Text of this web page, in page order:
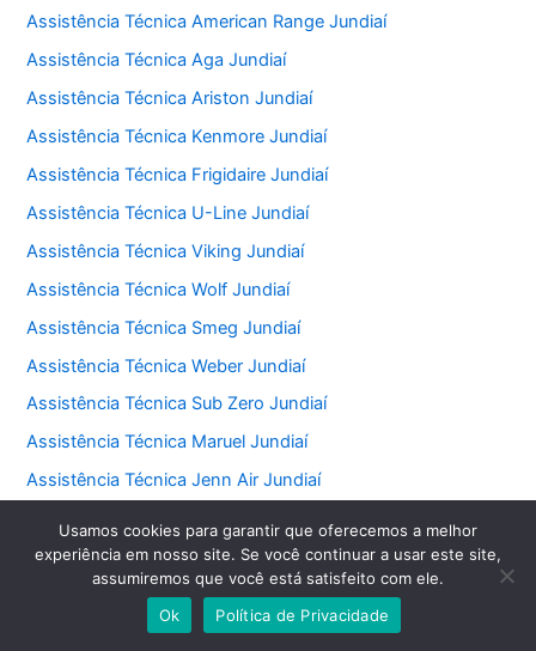
Assistência Técnica American Range Jundiaí
Assistência Técnica Aga Jundiaí
Assistência Técnica Ariston Jundiaí
Assistência Técnica Kenmore Jundiaí
Assistência Técnica Frigidaire Jundiaí
Assistência Técnica U-Line Jundiaí
Assistência Técnica Viking Jundiaí
Assistência Técnica Wolf Jundiaí
Assistência Técnica Smeg Jundiaí
Assistência Técnica Weber Jundiaí
Assistência Técnica Sub Zero Jundiaí
Assistência Técnica Maruel Jundiaí
Assistência Técnica Jenn Air Jundiaí
Assistência Técnica Tecnogás Jundiaí
Assistência Técnica Goumert Jundiaí
Assistência Técnica Venâncio Jundiaí
Usamos cookies para garantir que oferecemos a melhor
experiência em nosso site. Se você continuar a usar este site,
assumiremos que você está satisfeito com ele.
Ok
Política de Privacidade